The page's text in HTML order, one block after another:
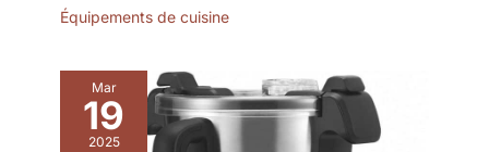
Équipements de cuisine
Mar
19
2025